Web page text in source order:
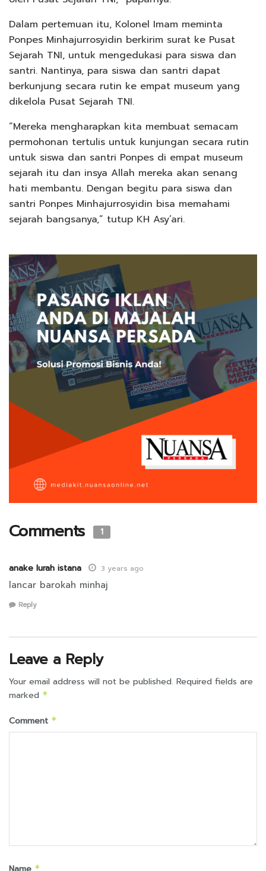
Dalam pertemuan itu, Kolonel Imam meminta
Ponpes Minhajurrosyidin berkirim surat ke Pusat
Sejarah TNI, untuk mengedukasi para siswa dan
santri. Nantinya, para siswa dan santri dapat
berkunjung secara rutin ke empat museum yang
dikelola Pusat Sejarah TNI.
“Mereka mengharapkan kita membuat semacam
permohonan tertulis untuk kunjungan secara rutin
untuk siswa dan santri Ponpes di empat museum
sejarah itu dan insya Allah mereka akan senang
hati membantu. Dengan begitu para siswa dan
santri Ponpes Minhajurrosyidin bisa memahami
sejarah bangsanya,” tutup KH Asy’ari.
Comments 1
anake lurah istana 3 years ago
lancar barokah minhaj
Reply
Leave a Reply
Your email address will not be published. Required fields are
marked *
Comment *
*